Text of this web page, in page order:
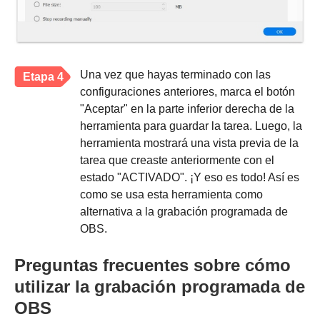
Etapa 4
Una vez que hayas terminado con las
configuraciones anteriores, marca el botón
"Aceptar" en la parte inferior derecha de la
herramienta para guardar la tarea. Luego, la
herramienta mostrará una vista previa de la
tarea que creaste anteriormente con el
estado "ACTIVADO". ¡Y eso es todo! Así es
como se usa esta herramienta como
alternativa a la grabación programada de
OBS.
Preguntas frecuentes sobre cómo
utilizar la grabación programada de
OBS